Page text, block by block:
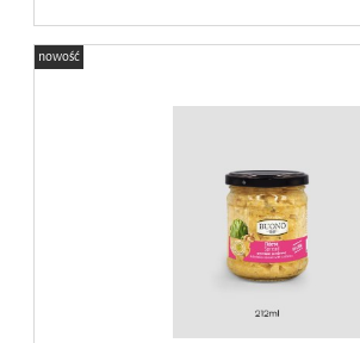
nowość